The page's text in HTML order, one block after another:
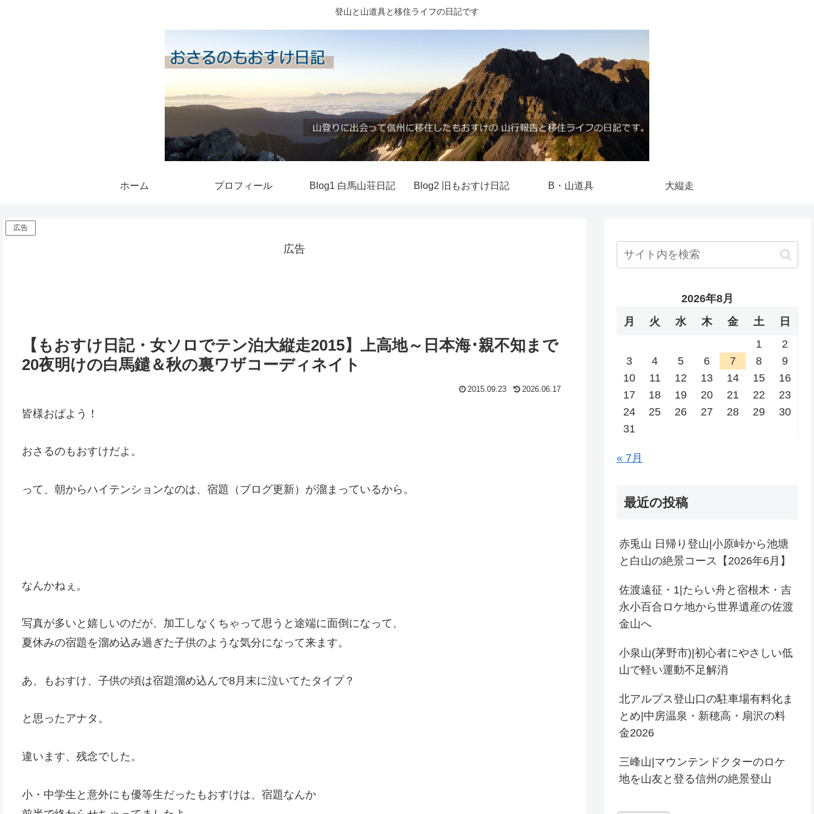
登山と山道具と移住ライフの日記です
ホーム プロフィール Blog1 白馬山荘日記 Blog2 旧もおすけ日記 B・山道具 大縦走
広告
広告
【もおすけ日記・女ソロでテン泊大縦走2015】上高地～日本海･親不知まで
20夜明けの白馬鑓＆秋の裏ワザコーディネイト
2015.09.23 2026.06.17
皆様おぱよう！
おさるのもおすけだよ。
って、朝からハイテンションなのは、宿題（ブログ更新）が溜まっているから。
なんかねぇ。
写真が多いと嬉しいのだが、加工しなくちゃって思うと途端に面倒になって、
夏休みの宿題を溜め込み過ぎた子供のような気分になって来ます。
あ、もおすけ、子供の頃は宿題溜め込んで8月末に泣いてたタイプ？
と思ったアナタ。
違います、残念でした。
小・中学生と意外にも優等生だったもおすけは、宿題なんか
2026年8月
月
火 水 木 金 土
日
1
2
3
4 5 6 7 8
9
10
11 12 13 14 15
16
17
18 19 20 21 22
23
24
25 26 27 28 29
30
31
« 7月
最近の投稿
赤兎山 日帰り登山|小原峠から池塘
と白山の絶景コース【2026年6月】
佐渡遠征・1|たらい舟と宿根木・吉
永小百合ロケ地から世界遺産の佐渡
金山へ
小泉山(茅野市)|初心者にやさしい低
山で軽い運動不足解消
北アルプス登山口の駐車場有料化ま
とめ|中房温泉・新穂高・扇沢の料
金2026
三峰山|マウンテンドクターのロケ
地を山友と登る信州の絶景登山